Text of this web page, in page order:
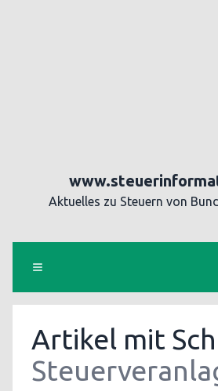
Aktuelles zu Steuern von
Artikel mit